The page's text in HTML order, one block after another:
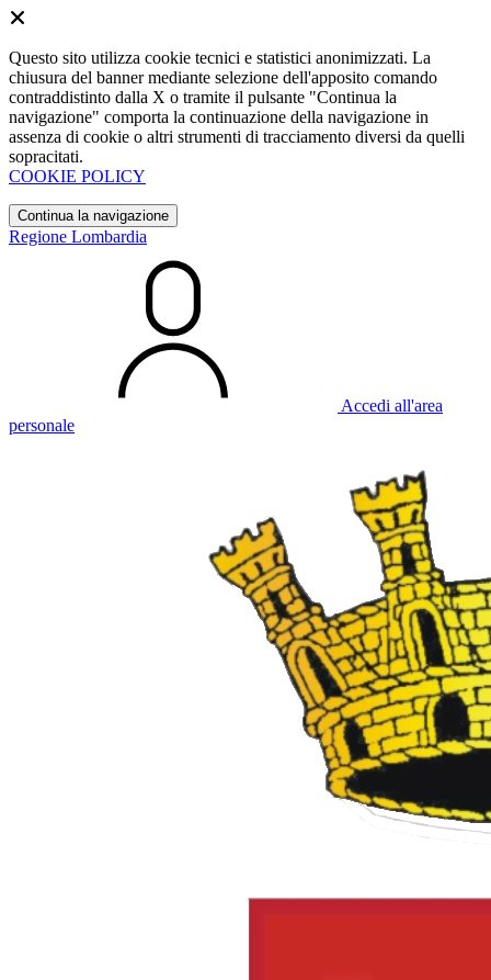
Questo sito utilizza cookie tecnici e statistici anonimizzati. La
chiusura del banner mediante selezione dell'apposito comando
contraddistinto dalla X o tramite il pulsante "Continua la
navigazione" comporta la continuazione della navigazione in
assenza di cookie o altri strumenti di tracciamento diversi da quelli
sopracitati.
COOKIE POLICY
Continua la navigazione
Regione Lombardia
Accedi all'area
personale